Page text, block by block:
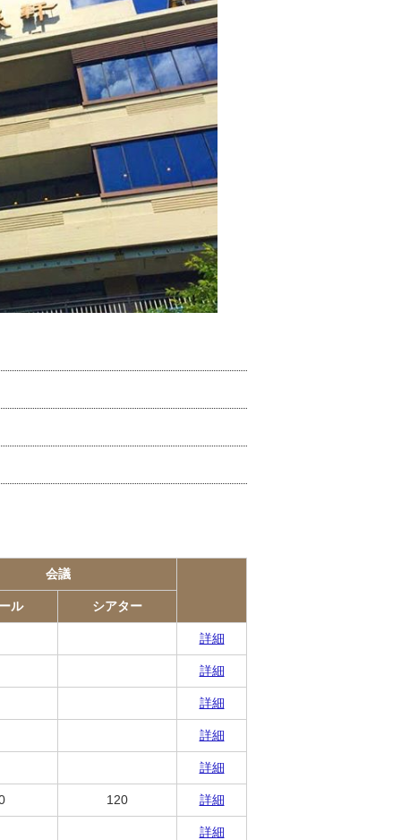
会議
ル シアター
詳細
詳細
詳細
詳細
詳細
120 詳細
詳細